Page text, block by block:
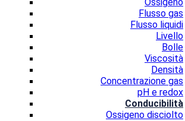
Flusso gas
Flusso liquidi
Livello
Bolle
Viscosità
Densità
Concentrazione gas
pH e redox
Conducibilità
Ossigeno disciolto